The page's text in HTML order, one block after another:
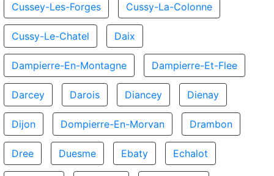
Cussey-Les-Forges Cussy-La-Colonne
Cussy-Le-Chatel Daix
Dampierre-En-Montagne Dampierre-Et-Flee
Darcey Darois Diancey Dienay
Dijon Dompierre-En-Morvan Drambon
Dree Duesme Ebaty Echalot